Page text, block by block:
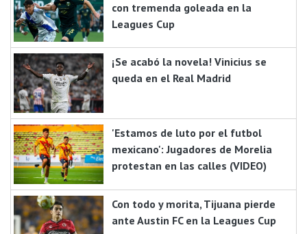
con tremenda goleada en la
Leagues Cup
¡Se acabó la novela! Vinicius se
queda en el Real Madrid
'Estamos de luto por el futbol
mexicano': Jugadores de Morelia
protestan en las calles (VIDEO)
Con todo y morita, Tijuana pierde
ante Austin FC en la Leagues Cup